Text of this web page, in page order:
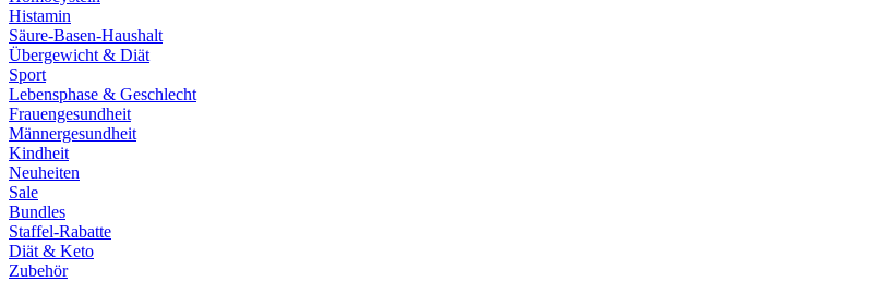
Histamin
Säure-Basen-Haushalt
Übergewicht & Diät
Sport
Lebensphase & Geschlecht
Frauengesundheit
Männergesundheit
Kindheit
Neuheiten
Sale
Bundles
Staffel-Rabatte
Diät & Keto
Zubehör